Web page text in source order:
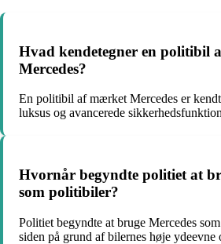
Hvad kendetegner en politibil
Mercedes?
En politibil af mærket Mercedes er
luksus og avancerede
Hvornår begyndte politiet at
som politibiler?
Politiet begyndte at bruge Mercedes
siden på grund af bilernes høje ydeevne